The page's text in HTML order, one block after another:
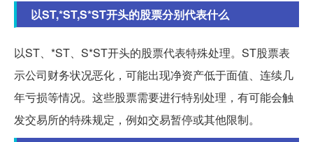
以ST,*ST,S*ST开头的股票分别代表什么
以ST、*ST、S*ST开头的股票代表特殊处理。ST股票表
示公司财务状况恶化，可能出现净资产低于面值、连续几
年亏损等情况。这些股票需要进行特别处理，有可能会触
发交易所的特殊规定，例如交易暂停或其他限制。